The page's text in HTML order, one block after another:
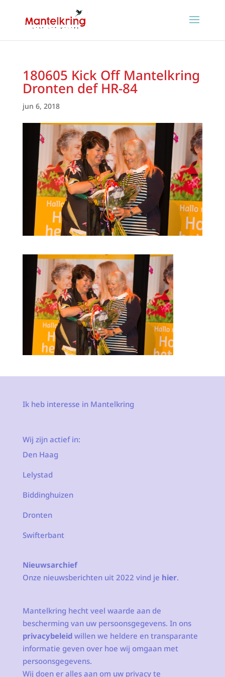
180605 Kick Off Mantelkring
Dronten def HR-84
jun 6, 2018
Ik heb interesse in Mantelkring
Wij zijn actief in:
Den Haag
Lelystad
Biddinghuizen
Dronten
Swifterbant
Nieuwsarchief
Onze nieuwsberichten uit 2022 vind je hier.
Mantelkring hecht veel waarde aan de
bescherming van uw persoonsgegevens. In ons
privacybeleidwillen we heldere en transparante
informatie geven over hoe wij omgaan met
persoonsgegevens.
Wij doen er alles aan om uw privacy te